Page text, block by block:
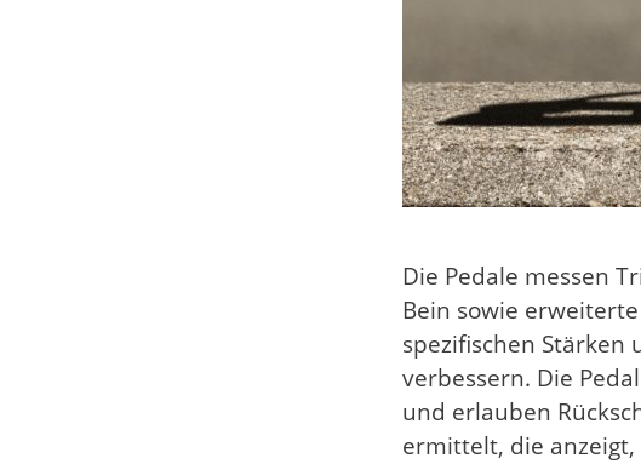
Die Pedale messen
Bein sowie
spezifischen Stärken
verbessern. Die
und erlauben
ermittelt, die